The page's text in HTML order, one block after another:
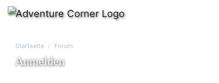
Startseite Forum
Anmelden